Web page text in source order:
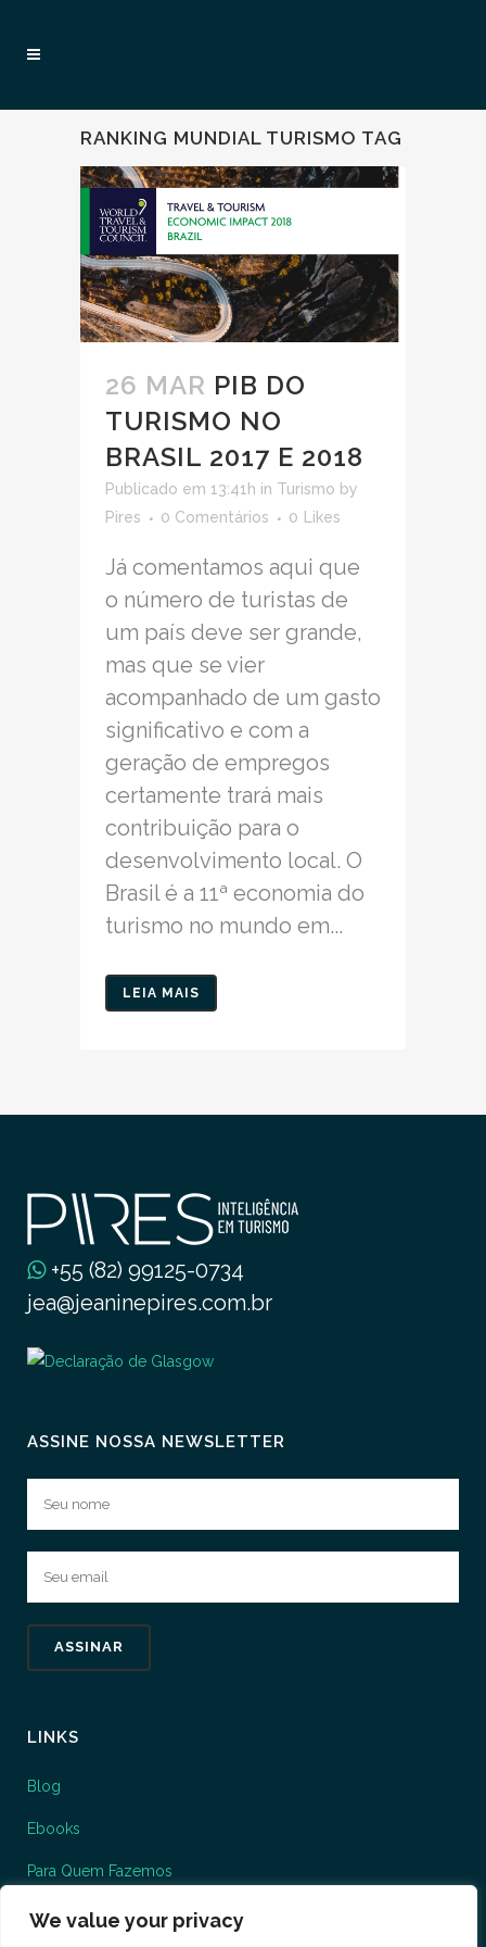
We value your privacy
RANKING MUNDIAL TURISMO TAG
26 MAR PIB DO
TURISMO NO
BRASIL 2017 E 2018
Publicado em 13:41h in Turismo by
Pires
0 Comentários 0 Likes
Já comentamos aqui que
o número de turistas de
um país deve ser grande,
mas que se vier
acompanhado de um gasto
significativo e com a
geração de empregos
certamente trará mais
contribuição para o
desenvolvimento local. O
Brasil é a 11ª economia do
turismo no mundo em...
LEIA MAIS
+55 (82) 99125-0734
jea@jeaninepires.com.br
ASSINE NOSSA NEWSLETTER
LINKS
Blog
Ebooks
Para Quem Fazemos
O que fazemos